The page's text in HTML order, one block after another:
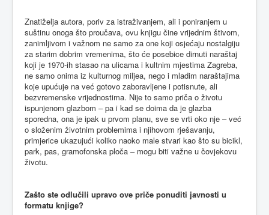
Znatiželja autora, poriv za istraživanjem, ali i poniranjem u
suštinu onoga što proučava, ovu knjigu čine vrijednim štivom,
zanimljivom i važnom ne samo za one koji osjećaju nostalgiju
za starim dobrim vremenima, što će posebice dirnuti naraštaj
koji je 1970-ih stasao na ulicama i kultnim mjestima Zagreba,
ne samo onima iz kulturnog miljea, nego i mladim naraštajima
koje upućuje na već gotovo zaboravljene i potisnute, ali
bezvremenske vrijednostima. Nije to samo priča o životu
ispunjenom glazbom – pa i kad se doima da je glazba
sporedna, ona je ipak u prvom planu, sve se vrti oko nje – već
o složenim životnim problemima i njihovom rješavanju,
primjerice ukazujući koliko naoko male stvari kao što su bicikl,
park, pas, gramofonska ploča – mogu biti važne u čovjekovu
životu.
Zašto ste odlučili upravo ove priče ponuditi javnosti u
formatu knjige?